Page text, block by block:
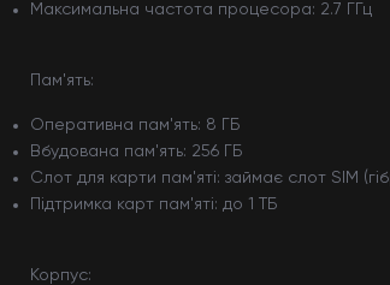
Максимальна частота процесора: 2.7 ГГц
Пам'ять:
Оперативна пам'ять: 8 ГБ
Вбудована пам'ять: 256 ГБ
Слот для карти пам'яті: займає слот SIM
Підтримка карт пам'яті: до 1 ТБ
Корпус: